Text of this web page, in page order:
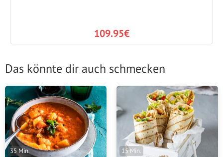
109.95€
Das könnte dir auch schmecken
35 Min. 15 Min.